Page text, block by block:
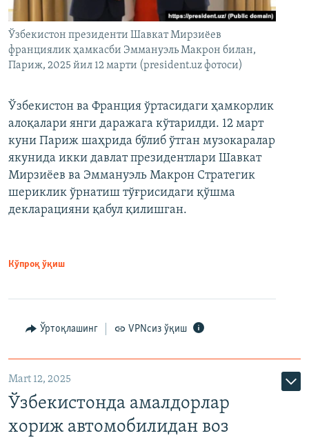
Ўзбекистон президенти Шавкат Мирзиёев
франциялик ҳамкасби Эммануэль Макрон билан,
Париж, 2025 йил 12 марти (president.uz фотоси)
Ўзбекистон ва Франция ўртасидаги ҳамкорлик
алоқалари янги даражага кўтарилди. 12 март
куни Париж шаҳрида бўлиб ўтган музокаралар
якунида икки давлат президентлари Шавкат
Мирзиёев ва Эммануэль Макрон Стратегик
шериклик ўрнатиш тўғрисидаги қўшма
декларацияни қабул қилишган.
Кўпроқ ўқиш
Ўртоқлашинг VPNсиз ўқиш
Mart 12, 2025
Ўзбекистонда амалдорлар
хориж автомобилидан воз